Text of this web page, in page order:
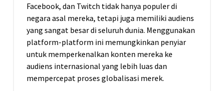
Facebook, dan Twitch tidak hanya populer di
negara asal mereka, tetapi juga memiliki audiens
yang sangat besar di seluruh dunia. Menggunakan
platform-platform ini memungkinkan penyiar
untuk memperkenalkan konten mereka ke
audiens internasional yang lebih luas dan
mempercepat proses globalisasi merek.